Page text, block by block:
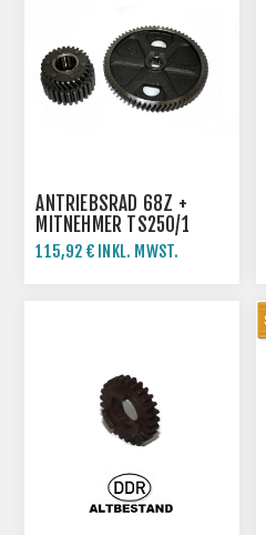
ANTRIEBSRAD 68Z +
MITNEHMER TS250/1
ETZ250 ETZ251
115,92 € INKL. MWST.